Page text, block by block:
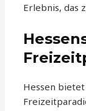
Erlebnis, das
Hessen